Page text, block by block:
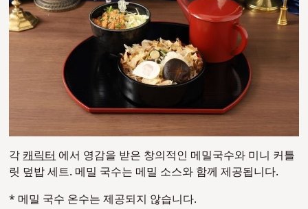
각캐릭터에서 영감을 받은 창의적인 메밀국수와 미니 커틀
릿 덮밥 세트. 메밀 국수는 메밀 소스와 함께 제공됩니다.
* 메밀 국수 온수는 제공되지 않습니다.